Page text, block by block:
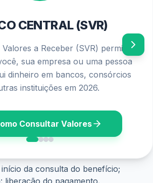
PASEP 2026
oficial de pagamentos e os
para solicitar o seu abono
no seu banco ou aplicativo.
da consulta do benefício;